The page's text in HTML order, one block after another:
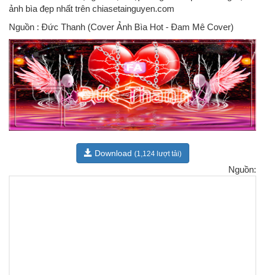
ảnh bìa đẹp nhất trên chiasetainguyen.com
Nguồn : Đức Thanh (Cover Ảnh Bìa Hot - Đam Mê Cover)
Download (1,124 lượt tải)
Nguồn: